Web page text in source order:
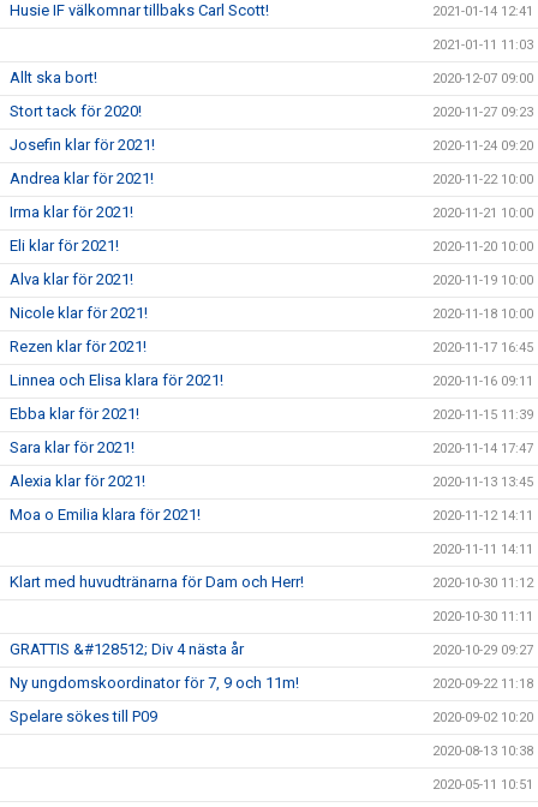
Husie IF välkomnar tillbaks Carl Scott! 2021-01-14 12:41
2021-01-11 11:03
Allt ska bort! 2020-12-07 09:00
Stort tack för 2020! 2020-11-27 09:23
Josefin klar för 2021! 2020-11-24 09:20
Andrea klar för 2021! 2020-11-22 10:00
Irma klar för 2021! 2020-11-21 10:00
Eli klar för 2021! 2020-11-20 10:00
Alva klar för 2021! 2020-11-19 10:00
Nicole klar för 2021! 2020-11-18 10:00
Rezen klar för 2021! 2020-11-17 16:45
Linnea och Elisa klara för 2021! 2020-11-16 09:11
Ebba klar för 2021! 2020-11-15 11:39
Sara klar för 2021! 2020-11-14 17:47
Alexia klar för 2021! 2020-11-13 13:45
Moa o Emilia klara för 2021! 2020-11-12 14:11
2020-11-11 14:11
Klart med huvudtränarna för Dam och Herr! 2020-10-30 11:12
2020-10-30 11:11
GRATTIS &#128512; Div 4 nästa år 2020-10-29 09:27
Ny ungdomskoordinator för 7, 9 och 11m! 2020-09-22 11:18
Spelare sökes till P09 2020-09-02 10:20
2020-08-13 10:38
2020-05-11 10:51